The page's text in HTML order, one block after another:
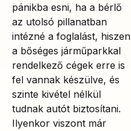
pánikba esni, ha a bérlő
az utolsó pillanatban
intézné a foglalást, hiszen
a bőséges járműparkkal
rendelkező cégek erre is
fel vannak készülve, és
szinte kivétel nélkül
tudnak autót biztosítani.
Ilyenkor viszont már